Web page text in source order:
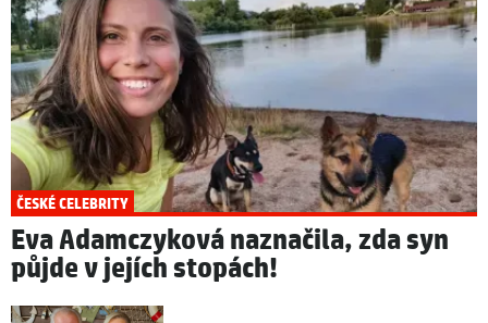
ČESKÉ CELEBRITY
Eva Adamczyková naznačila, zda syn
půjde v jejích stopách!